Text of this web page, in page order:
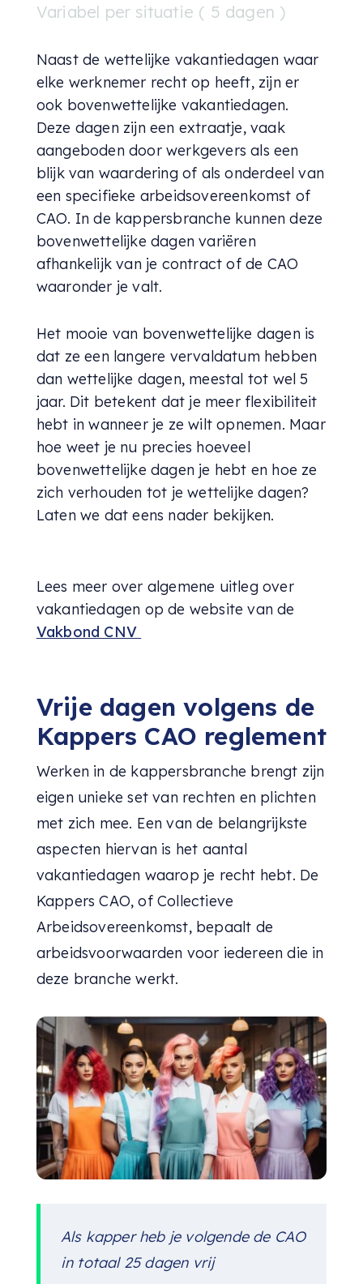
Variabel per situatie ( 5 dagen )
Naast de wettelijke vakantiedagen waar
elke werknemer recht op heeft, zijn er
ook bovenwettelijke vakantiedagen.
Deze dagen zijn een extraatje, vaak
aangeboden door werkgevers als een
blijk van waardering of als onderdeel van
een specifieke arbeidsovereenkomst of
CAO. In de kappersbranche kunnen deze
bovenwettelijke dagen variëren
afhankelijk van je contract of de CAO
waaronder je valt.
Het mooie van bovenwettelijke dagen is
dat ze een langere vervaldatum hebben
dan wettelijke dagen, meestal tot wel 5
jaar. Dit betekent dat je meer flexibiliteit
hebt in wanneer je ze wilt opnemen. Maar
hoe weet je nu precies hoeveel
bovenwettelijke dagen je hebt en hoe ze
zich verhouden tot je wettelijke dagen?
Laten we dat eens nader bekijken.
Lees meer over algemene uitleg over
vakantiedagen op de website van de
Vakbond CNV
Vrije dagen volgens de
Kappers CAO reglement
Werken in de kappersbranche brengt zijn
eigen unieke set van rechten en plichten
met zich mee. Een van de belangrijkste
aspecten hiervan is het aantal
vakantiedagen waarop je recht hebt. De
Kappers CAO, of Collectieve
Arbeidsovereenkomst, bepaalt de
arbeidsvoorwaarden voor iedereen die in
deze branche werkt.
Als kapper heb je volgende de CAO
in totaal 25 dagen vrij